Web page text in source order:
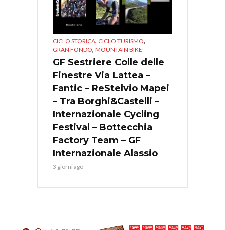
CICLO STORICA, CICLO TURISMO,
GRAN FONDO, MOUNTAIN BIKE
GF Sestriere Colle delle
Finestre Via Lattea –
Fantic – ReStelvio Mapei
– Tra Borghi&Castelli –
Internazionale Cycling
Festival – Bottecchia
Factory Team – GF
Internazionale Alassio
3 giorni ago